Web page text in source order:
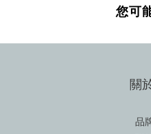
您可
關
品